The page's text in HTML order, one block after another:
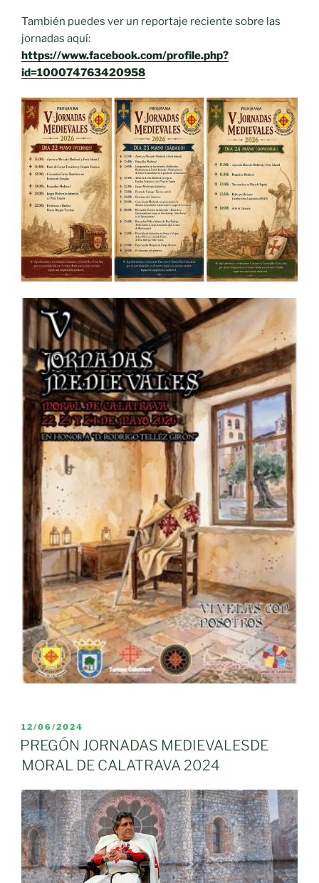
También puedes ver un reportaje reciente sobre las
jornadas aquí:
https://www.facebook.com/profile.php?
id=100074763420958
PUBLICADO
EL
12/06/2024
PREGÓN JORNADAS MEDIEVALESDE
MORAL DE CALATRAVA 2024